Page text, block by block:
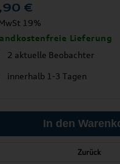
€
19%
Lieferung
2 aktuelle Beobachter
innerhalb 1-3 Tagen
Zurück